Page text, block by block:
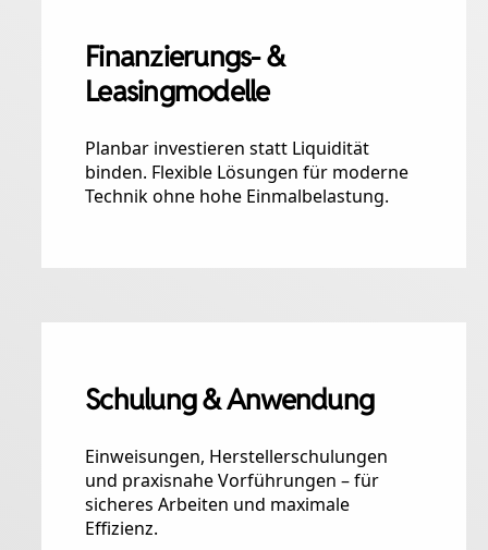
Finanzierungs- &
Leasingmodelle
Planbar investieren statt Liquidität
binden. Flexible Lösungen für moderne
Technik ohne hohe Einmalbelastung.
Schulung & Anwendung
Einweisungen, Herstellerschulungen
und praxisnahe Vorführungen – für
sicheres Arbeiten und maximale
Effizienz.